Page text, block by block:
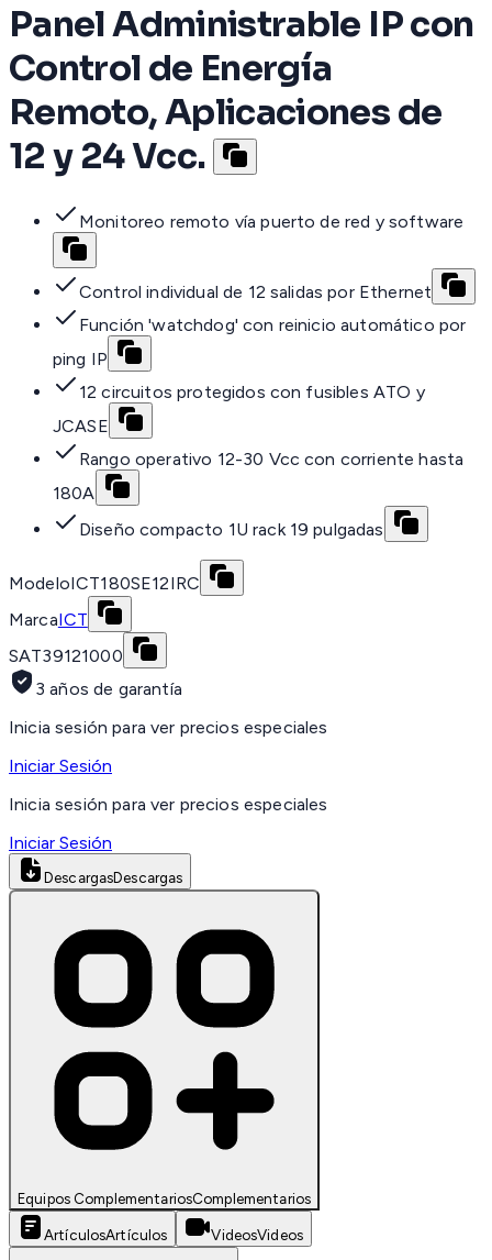
Panel Administrable IP con
Control de Energía
Remoto, Aplicaciones de
12 y 24 Vcc.
Monitoreo remoto vía puerto de red y software
Control individual de 12 salidas por Ethernet
Función 'watchdog' con reinicio automático por
ping IP
12 circuitos protegidos con fusibles ATO y
JCASE
Rango operativo 12-30 Vcc con corriente hasta
180A
Diseño compacto 1U rack 19 pulgadas
ModeloICT180SE12IRC
MarcaICT
SAT39121000
3 años de garantía
Inicia sesión para ver precios especiales
Iniciar Sesión
Inicia sesión para ver precios especiales
Iniciar Sesión
DescargasDescargas
Equipos ComplementariosComplementarios
ArtículosArtículos VideosVideos